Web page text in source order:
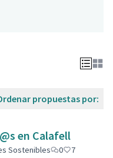
propuestas por:
en Calafell
Sostenibles 0
7